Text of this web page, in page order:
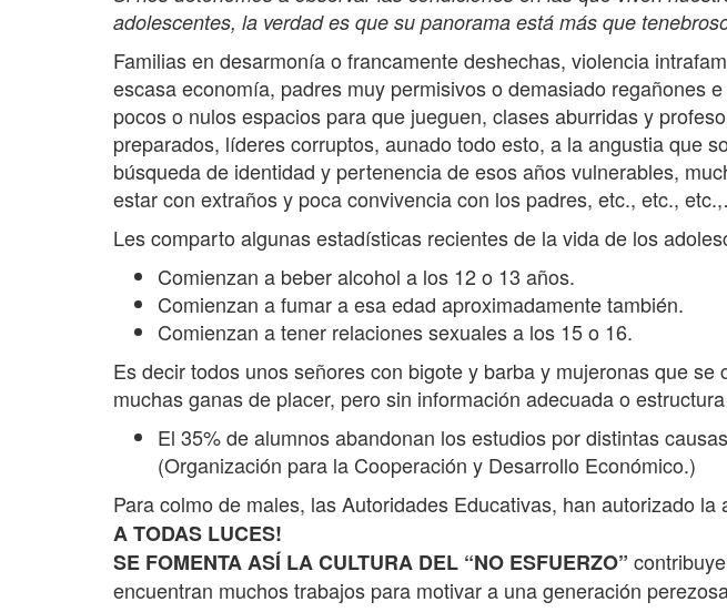
adolescentes, la verdad es que su panorama está más que
Familias en desarmonía o francamente deshechas, violencia
escasa economía, padres muy permisivos o demasiado regañones
pocos o nulos espacios para que jueguen, clases aburridas y
preparados, líderes corruptos, aunado todo esto, a la angustia que
búsqueda de identidad y pertenencia de esos años vulnerables,
estar con extraños y poca convivencia con los padres, etc., etc.,
Les comparto algunas estadísticas recientes de la vida de los
Comienzan a beber alcohol a los 12 o 13 años.
Comienzan a fumar a esa edad aproximadamente también.
Comienzan a tener relaciones sexuales a los 15 o 16.
Es decir todos unos señores con bigote y barba y mujeronas que
muchas ganas de placer, pero sin información adecuada o
El 35% de alumnos abandonan los estudios por distintas
(Organización para la Cooperación y Desarrollo Económico.)
Para colmo de males, las Autoridades Educativas, han autorizado la
A TODAS LUCES!
SE FOMENTA ASÍ LA CULTURA DEL “NO ESFUERZO”
encuentran muchos trabajos para motivar a una generación